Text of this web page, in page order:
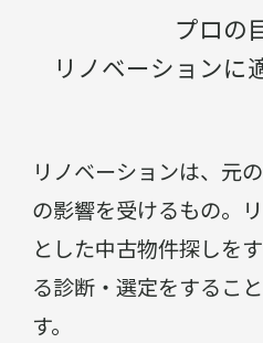
プロの
リノベーションに
リノベーションは、元
の影響を受けるもの。
とした中古物件探しを
る診断・選定をするこ
す。